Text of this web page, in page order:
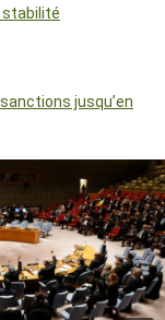
stabilité
sanctions jusqu’en